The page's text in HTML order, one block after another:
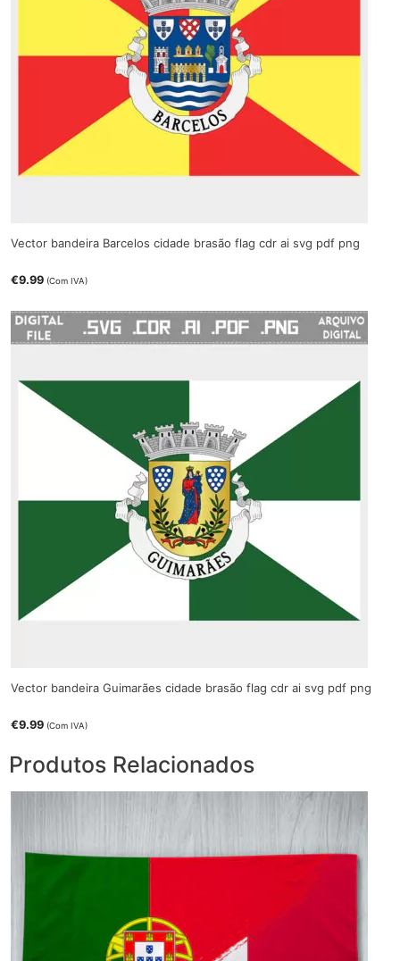
Vector bandeira Barcelos cidade brasão flag cdr ai svg pdf png
€9.99 (Com IVA)
Vector bandeira Guimarães cidade brasão flag cdr ai svg pdf png
€9.99 (Com IVA)
Produtos Relacionados